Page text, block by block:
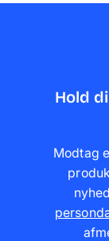
Hold
Modtag